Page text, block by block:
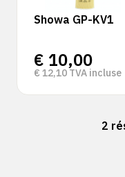
Showa GP-KV1
€ 10,00
€ 12,10 TVA incluse
2